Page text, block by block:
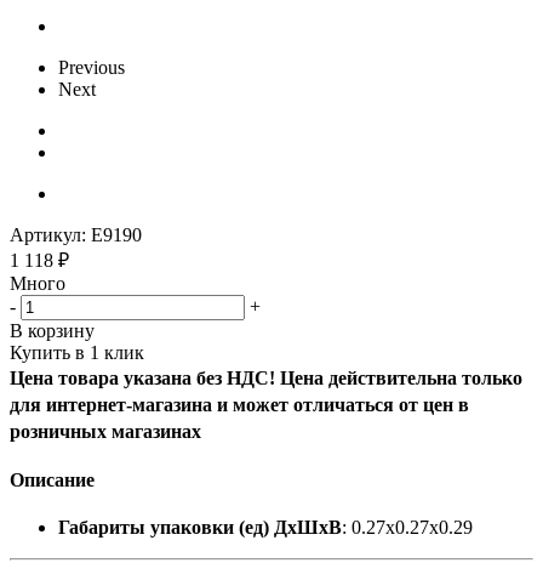
Previous
Next
Артикул: E9190
1 118 ₽
Много
-
+
В корзину
Купить в 1 клик
Цена товара указана без НДС! Цена действительна только
для интернет-магазина и может отличаться от цен в
розничных магазинах
Описание
Габариты упаковки (ед) ДхШхВ: 0.27x0.27x0.29